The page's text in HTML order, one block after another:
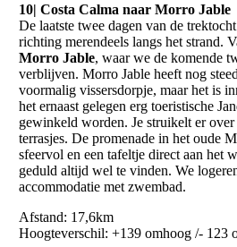
10| Costa Calma naar Morro Jable
De laatste twee dagen van de
richting merendeels langs het strand.
Morro Jable, waar we de komende
verblijven. Morro Jable heeft nog
voormalig vissersdorpje, maar het is
het ernaast gelegen erg toeristische
gewinkeld worden. Je struikelt er
terrasjes. De promenade in het oude
sfeervol en een tafeltje direct aan het
geduld altijd wel te vinden. We
accommodatie met zwembad.
Afstand: 17,6km
Hoogteverschil: +139 omhoog /- 123